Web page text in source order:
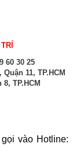
60 30 25
11, TP.HCM
TP.HCM
vào Hotline: